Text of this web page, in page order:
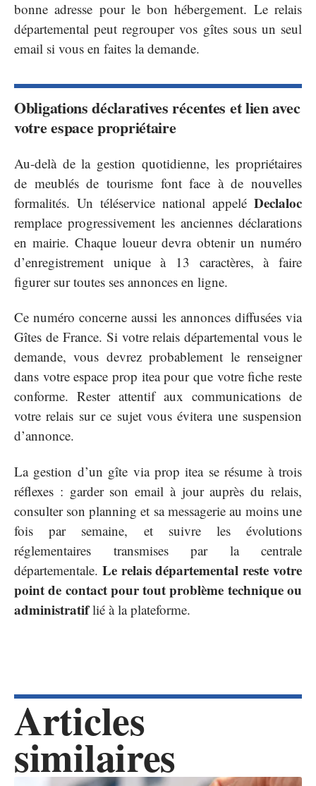
bonne adresse pour le bon hébergement. Le relais
départemental peut regrouper vos gîtes sous un seul
email si vous en faites la demande.
Obligations déclaratives récentes et lien avec
votre espace propriétaire
Au-delà de la gestion quotidienne, les propriétaires
de meublés de tourisme font face à de nouvelles
formalités. Un téléservice national appelé Declaloc
remplace progressivement les anciennes déclarations
en mairie. Chaque loueur devra obtenir un numéro
d’enregistrement unique à 13 caractères, à faire
figurer sur toutes ses annonces en ligne.
Ce numéro concerne aussi les annonces diffusées via
Gîtes de France. Si votre relais départemental vous le
demande, vous devrez probablement le renseigner
dans votre espace prop itea pour que votre fiche reste
conforme. Rester attentif aux communications de
votre relais sur ce sujet vous évitera une suspension
d’annonce.
La gestion d’un gîte via prop itea se résume à trois
réflexes : garder son email à jour auprès du relais,
consulter son planning et sa messagerie au moins une
fois par semaine, et suivre les évolutions
réglementaires transmises par la centrale
départementale. Le relais départemental reste votre
point de contact pour tout problème technique ou
administratiflié à la plateforme.
Articles
similaires